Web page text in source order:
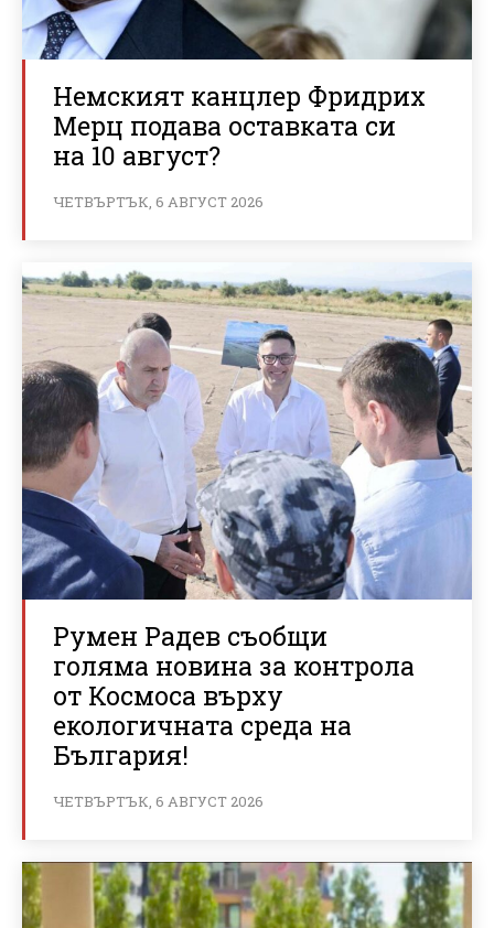
Немският канцлер Фридрих
Мерц подава оставката си
на 10 август?
ЧЕТВЪРТЪК, 6 АВГУСТ 2026
Румен Радев съобщи
голяма новина за контрола
от Космоса върху
екологичната среда на
България!
ЧЕТВЪРТЪК, 6 АВГУСТ 2026